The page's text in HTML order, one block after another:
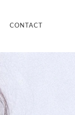
CONTACT